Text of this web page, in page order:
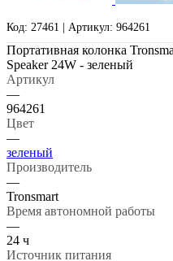
Код: 27461 | Артикул: 964261
Портативная колонка
Speaker 24W - зеленый
Артикул
—
964261
Цвет
—
зеленый
Производитель
—
Tronsmart
Время автономной работы
—
24 ч
Источник питания